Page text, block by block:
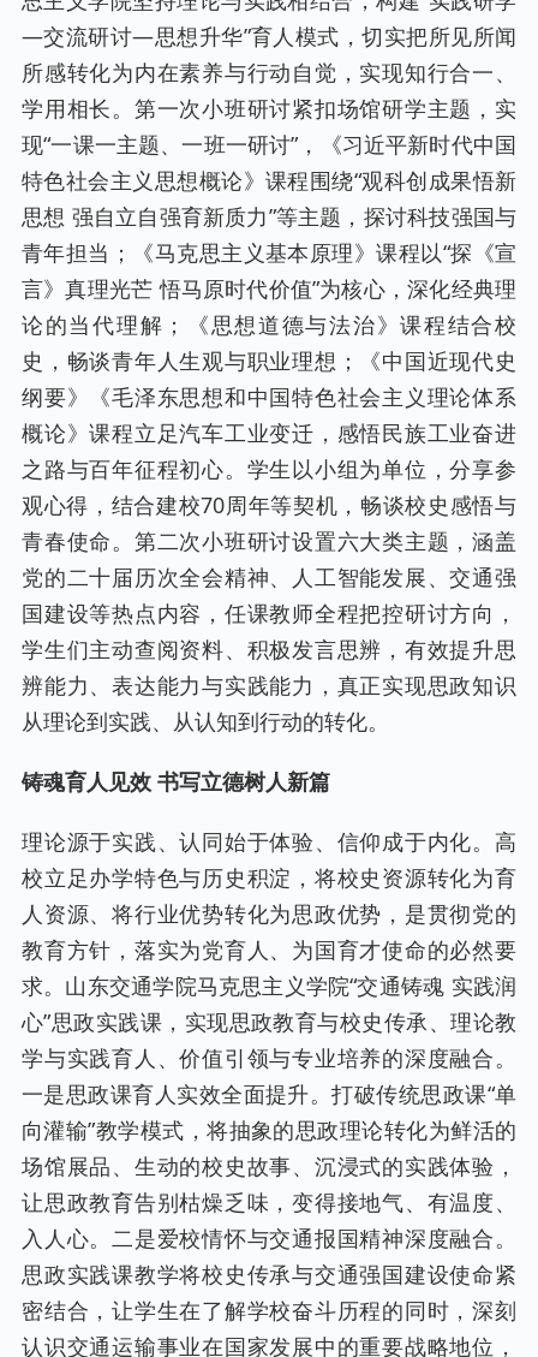
—交流研讨—思想升华”育人模式，切实把所见所闻
所感转化为内在素养与行动自觉，实现知行合一、
学用相长。第一次小班研讨紧扣场馆研学主题，实
现“一课一主题、一班一研讨”，《习近平新时代中国
特色社会主义思想概论》课程围绕“观科创成果悟新
思想 强自立自强育新质力”等主题，探讨科技强国与
青年担当；《马克思主义基本原理》课程以“探《宣
言》真理光芒 悟马原时代价值”为核心，深化经典理
论的当代理解；《思想道德与法治》课程结合校
史，畅谈青年人生观与职业理想；《中国近现代史
纲要》《毛泽东思想和中国特色社会主义理论体系
概论》课程立足汽车工业变迁，感悟民族工业奋进
之路与百年征程初心。学生以小组为单位，分享参
观心得，结合建校70周年等契机，畅谈校史感悟与
青春使命。第二次小班研讨设置六大类主题，涵盖
党的二十届历次全会精神、人工智能发展、交通强
国建设等热点内容，任课教师全程把控研讨方向，
学生们主动查阅资料、积极发言思辨，有效提升思
辨能力、表达能力与实践能力，真正实现思政知识
从理论到实践、从认知到行动的转化。
铸魂育人见效 书写立德树人新篇
理论源于实践、认同始于体验、信仰成于内化。高
校立足办学特色与历史积淀，将校史资源转化为育
人资源、将行业优势转化为思政优势，是贯彻党的
教育方针，落实为党育人、为国育才使命的必然要
求。山东交通学院马克思主义学院“交通铸魂 实践润
心”思政实践课，实现思政教育与校史传承、理论教
学与实践育人、价值引领与专业培养的深度融合。
一是思政课育人实效全面提升。打破传统思政课“单
向灌输”教学模式，将抽象的思政理论转化为鲜活的
场馆展品、生动的校史故事、沉浸式的实践体验，
让思政教育告别枯燥乏味，变得接地气、有温度、
入人心。二是爱校情怀与交通报国精神深度融合。
思政实践课教学将校史传承与交通强国建设使命紧
密结合，让学生在了解学校奋斗历程的同时，深刻
认识交通运输事业在国家发展中的重要战略地位，